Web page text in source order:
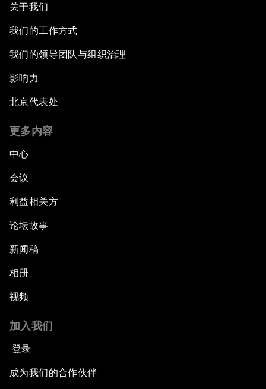
关于我们
我们的工作方式
我们的领导团队与组织治理
影响力
北京代表处
更多内容
中心
会议
利益相关方
论坛故事
新闻稿
相册
视频
加入我们
登录
成为我们的合作伙伴